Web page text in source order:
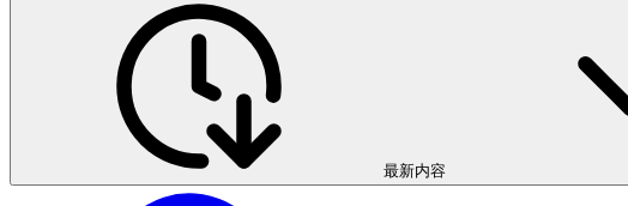
最新内容